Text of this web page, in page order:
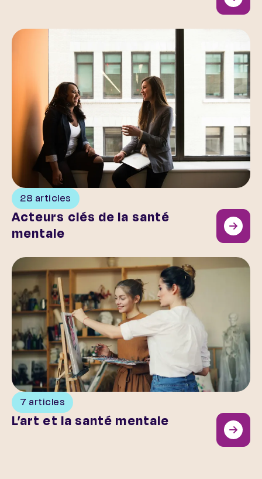
28 articles
Acteurs clés de la santé
mentale
Acteurs clés de la santé mentale
7 articles
L’art et la santé mentale
L’art et la santé mentale